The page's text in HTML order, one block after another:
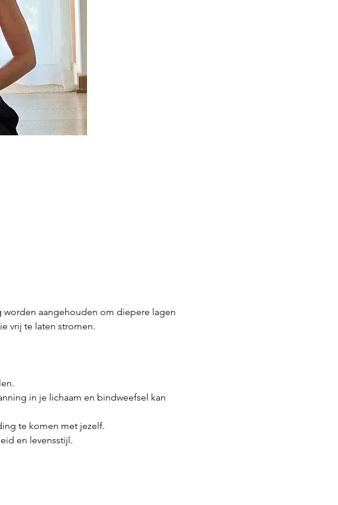
aangehouden om diepere lagen
vrij te laten stromen.
in je lichaam en bindweefsel kan
te komen met jezelf.
en levensstijl.